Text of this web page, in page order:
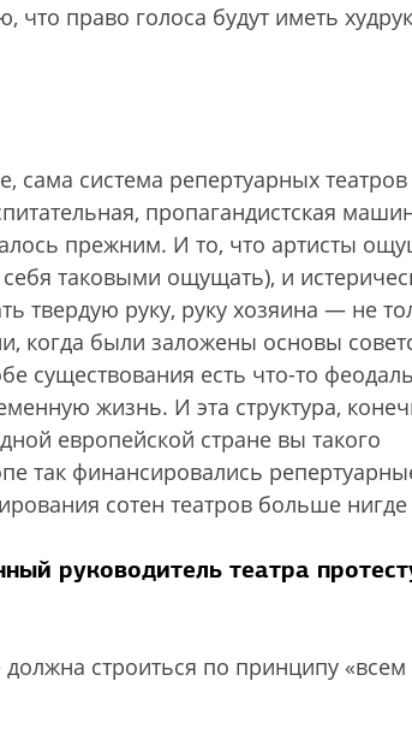
что право голоса будут иметь
сама система репертуарных
пропагандистская
прежним. И то, что артисты
таковыми ощущать), и
твердую руку, руку хозяина — не
когда были заложены основы
существования есть что-то
жизнь. И эта структура,
европейской стране вы такого
так финансировались
сотен театров больше нигде
руководитель театра
строиться по принципу «всем